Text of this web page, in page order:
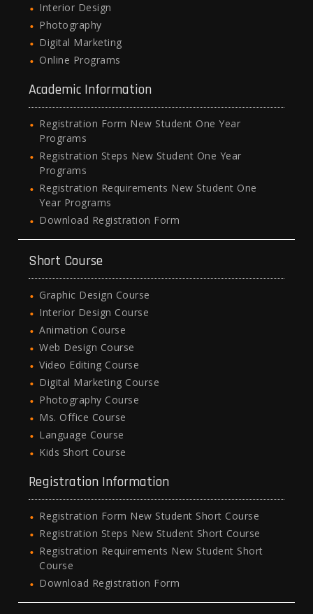
Interior Design
Photography
Digital Marketing
Online Programs
Academic Information
Registration Form New Student One Year
Programs
Registration Steps New Student One Year
Programs
Registration Requirements New Student One
Year Programs
Download Registration Form
Short Course
Graphic Design Course
Interior Design Course
Animation Course
Web Design Course
Video Editing Course
Digital Marketing Course
Photography Course
Ms. Office Course
Language Course
Kids Short Course
Registration Information
Registration Form New Student Short Course
Registration Steps New Student Short Course
Registration Requirements New Student Short
Course
Download Registration Form